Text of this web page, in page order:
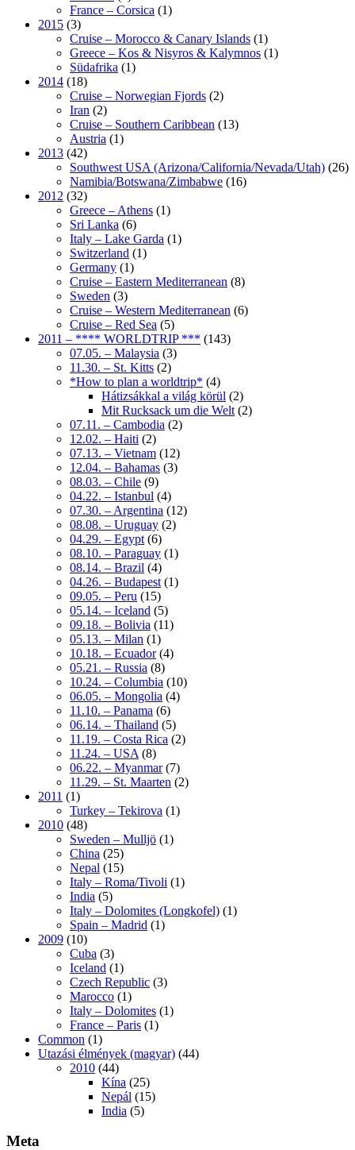
France – Corsica (1)
2015 (3)
Cruise – Morocco & Canary Islands (1)
Greece – Kos & Nisyros & Kalymnos (1)
Südafrika (1)
2014 (18)
Cruise – Norwegian Fjords (2)
Iran (2)
Cruise – Southern Caribbean (13)
Austria (1)
2013 (42)
Southwest USA (Arizona/California/Nevada/Utah) (26)
Namibia/Botswana/Zimbabwe (16)
2012 (32)
Greece – Athens (1)
Sri Lanka (6)
Italy – Lake Garda (1)
Switzerland (1)
Germany (1)
Cruise – Eastern Mediterranean (8)
Sweden (3)
Cruise – Western Mediterranean (6)
Cruise – Red Sea (5)
2011 – **** WORLDTRIP *** (143)
07.05. – Malaysia (3)
11.30. – St. Kitts (2)
*How to plan a worldtrip* (4)
Hátizsákkal a világ körül (2)
Mit Rucksack um die Welt (2)
07.11. – Cambodia (2)
12.02. – Haiti (2)
07.13. – Vietnam (12)
12.04. – Bahamas (3)
08.03. – Chile (9)
04.22. – Istanbul (4)
07.30. – Argentina (12)
08.08. – Uruguay (2)
04.29. – Egypt (6)
08.10. – Paraguay (1)
08.14. – Brazil (4)
04.26. – Budapest (1)
09.05. – Peru (15)
05.14. – Iceland (5)
09.18. – Bolivia (11)
05.13. – Milan (1)
10.18. – Ecuador(4)
05.21. – Russia (8)
10.24. – Columbia (10)
06.05. – Mongolia (4)
11.10. – Panama (6)
06.14. – Thailand (5)
11.19. – Costa Rica (2)
11.24. – USA (8)
06.22. – Myanmar(7)
11.29. – St. Maarten (2)
2011 (1)
Turkey – Tekirova (1)
2010 (48)
Sweden – Mulljö (1)
China (25)
Nepal (15)
Italy – Roma/Tivoli (1)
India (5)
Italy – Dolomites (Longkofel) (1)
Spain – Madrid (1)
2009 (10)
Cuba (3)
Iceland (1)
Czech Republic (3)
Marocco (1)
Italy – Dolomites (1)
France – Paris (1)
Common (1)
Utazási élmények (magyar) (44)
2010 (44)
Kína (25)
Nepál (15)
India (5)
Meta